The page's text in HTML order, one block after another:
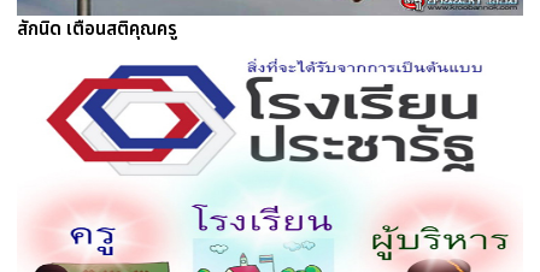
สักนิด เตือนสติคุณครู